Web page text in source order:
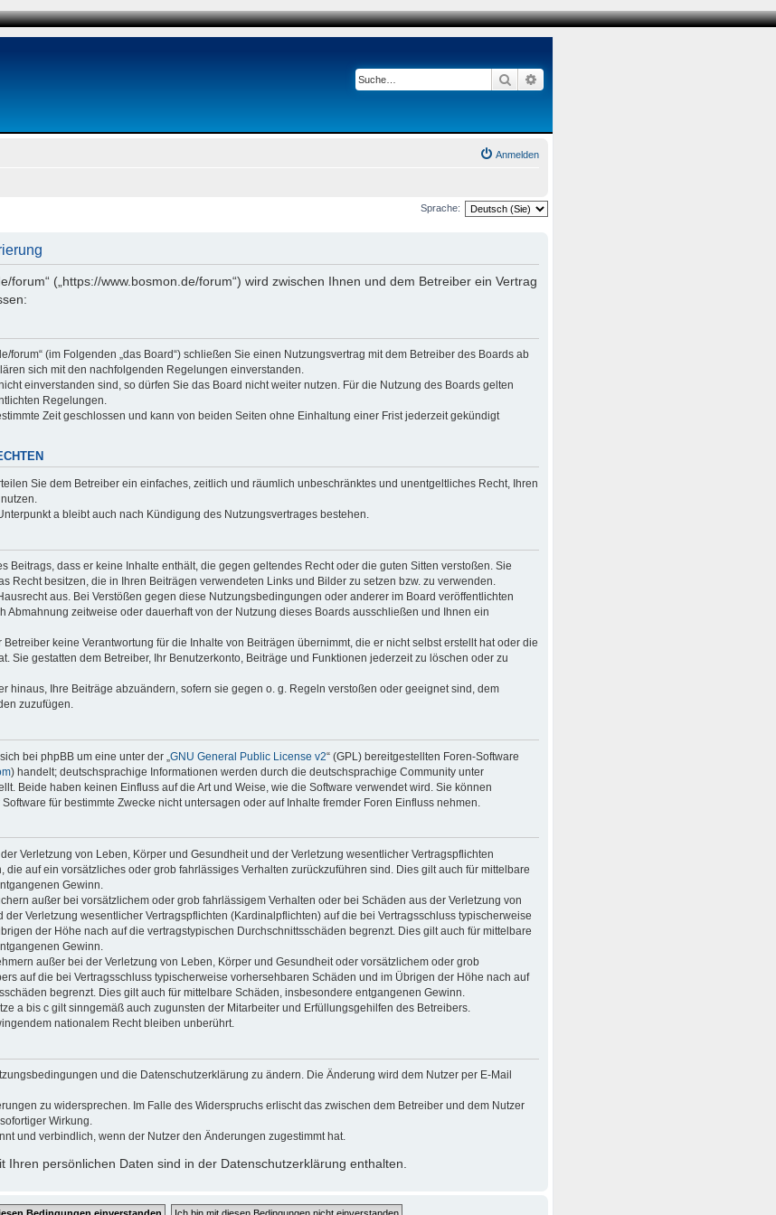
Suche
Anmelden
Sprache:
forum“ („https://www.bosmon.de/forum“) wird zwischen Ihnen und dem Betreiber ein Vertrag
forum“ (im Folgenden „das Board“) schließen Sie einen Nutzungsvertrag mit dem Betreiber des Boards ab
sich mit den nachfolgenden Regelungen einverstanden.
einverstanden sind, so dürfen Sie das Board nicht weiter nutzen. Für die Nutzung des Boards gelten
Regelungen.
Zeit geschlossen und kann von beiden Seiten ohne Einhaltung einer Frist jederzeit gekündigt
Sie dem Betreiber ein einfaches, zeitlich und räumlich unbeschränktes und unentgeltliches Recht, Ihren
a bleibt auch nach Kündigung des Nutzungsvertrages bestehen.
Beitrags, dass er keine Inhalte enthält, die gegen geltendes Recht oder die guten Sitten verstoßen. Sie
Recht besitzen, die in Ihren Beiträgen verwendeten Links und Bilder zu setzen bzw. zu verwenden.
aus. Bei Verstößen gegen diese Nutzungsbedingungen oder anderer im Board veröffentlichten
Abmahnung zeitweise oder dauerhaft von der Nutzung dieses Boards ausschließen und Ihnen ein
keine Verantwortung für die Inhalte von Beiträgen übernimmt, die er nicht selbst erstellt hat oder die
Sie gestatten dem Betreiber, Ihr Benutzerkonto, Beiträge und Funktionen jederzeit zu löschen oder zu
hinaus, Ihre Beiträge abzuändern, sofern sie gegen o. g. Regeln verstoßen oder geeignet sind, dem
zuzufügen.
bei phpBB um eine unter der „ GNU General Public License v2“ (GPL) bereitgestellten Foren-Software
) handelt; deutschsprachige Informationen werden durch die deutschsprachige Community unter
Beide haben keinen Einfluss auf die Art und Weise, wie die Software verwendet wird. Sie können
für bestimmte Zwecke nicht untersagen oder auf Inhalte fremder Foren Einfluss nehmen.
Verletzung von Leben, Körper und Gesundheit und der Verletzung wesentlicher Vertragspflichten
die auf ein vorsätzliches oder grob fahrlässiges Verhalten zurückzuführen sind. Dies gilt auch für mittelbare
Gewinn.
außer bei vorsätzlichem oder grob fahrlässigem Verhalten oder bei Schäden aus der Verletzung von
der Verletzung wesentlicher Vertragspflichten (Kardinalpflichten) auf die bei Vertragsschluss typischerweise
der Höhe nach auf die vertragstypischen Durchschnittsschäden begrenzt. Dies gilt auch für mittelbare
Gewinn.
außer bei der Verletzung von Leben, Körper und Gesundheit oder vorsätzlichem oder grob
auf die bei Vertragsschluss typischerweise vorhersehbaren Schäden und im Übrigen der Höhe nach auf
begrenzt. Dies gilt auch für mittelbare Schäden, insbesondere entgangenen Gewinn.
a bis c gilt sinngemäß auch zugunsten der Mitarbeiter und Erfüllungsgehilfen des Betreibers.
nationalem Recht bleiben unberührt.
und die Datenschutzerklärung zu ändern. Die Änderung wird dem Nutzer per E-Mail
zu widersprechen. Im Falle des Widerspruchs erlischt das zwischen dem Betreiber und dem Nutzer
Wirkung.
und verbindlich, wenn der Nutzer den Änderungen zugestimmt hat.
Ihren persönlichen Daten sind in der Datenschutzerklärung enthalten.